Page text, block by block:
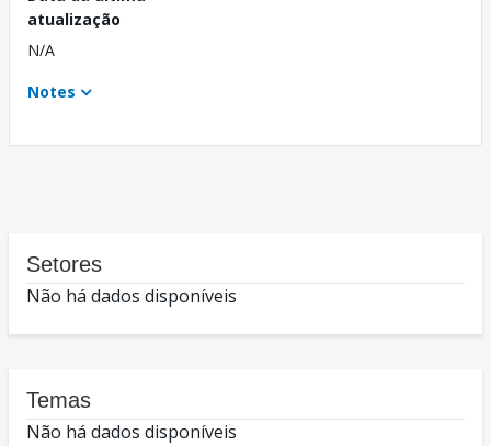
atualização
N/A
Notes
Setores
Não há dados disponíveis
Temas
Não há dados disponíveis